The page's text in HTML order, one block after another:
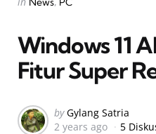
Windows 11
Fitur Super
Posted
by
by Gylang Satria
2 years ago
5